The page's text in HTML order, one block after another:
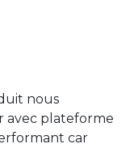
nous
avec plateforme
car